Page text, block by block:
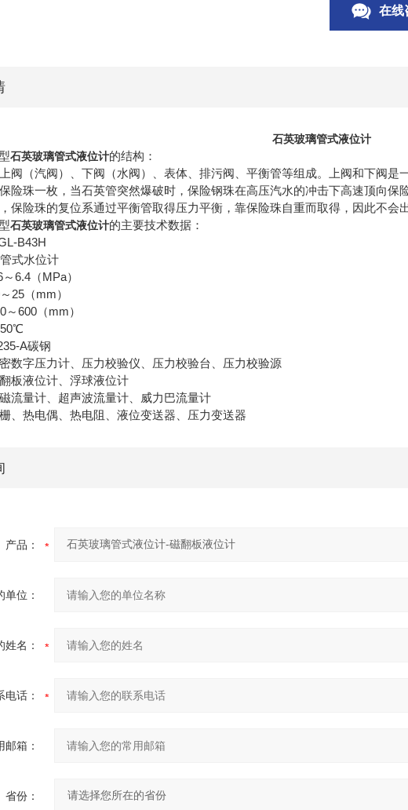
在线
石英玻璃管式液位计
石英玻璃管式液位计的结构：
阀（汽阀）、下阀（水阀）、表体、排污阀、平衡管等组成。上阀和下阀
险珠一枚，当石英管突然爆破时，保险钢珠在高压汽水的冲击下高速顶向保
保险珠的复位系通过平衡管取得压力平衡，靠保险珠自重而取得，因此不会
石英玻璃管式液位计的主要技术数据：
B43H
式水位计
6.4（MPa）
25（mm）
600（mm）
A碳钢
数字压力计、压力校验仪、压力校验台、压力校验源
板液位计、浮球液位计
流量计、超声波流量计、威力巴流量计
、热电偶、热电阻、液位变送器、压力变送器
产品：
单位：
姓名：
电话：
邮箱：
省份：